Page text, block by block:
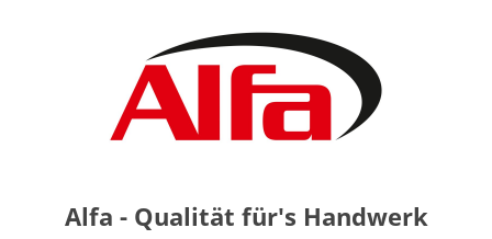
Alfa - Qualität für's Handwerk